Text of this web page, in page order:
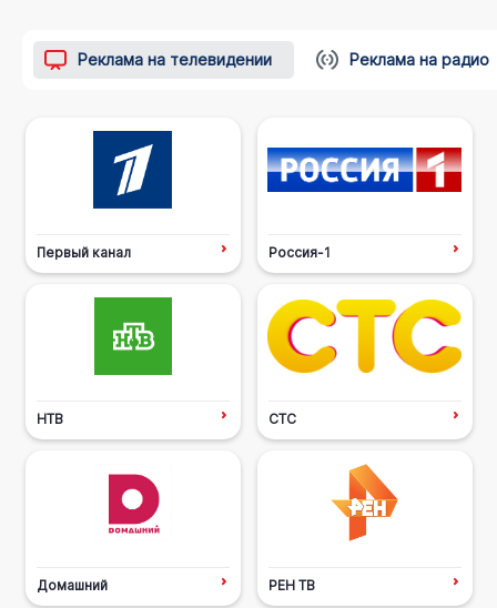
Реклама на телевидении Реклама на радио
Первый канал Россия-1
НТВ СТС
Домашний РЕН ТВ